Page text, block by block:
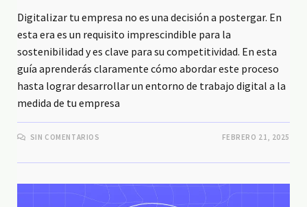
Digitalizar tu empresa no es una decisión a postergar. En
esta era es un requisito imprescindible para la
sostenibilidad y es clave para su competitividad. En esta
guía aprenderás claramente cómo abordar este proceso
hasta lograr desarrollar un entorno de trabajo digital a la
medida de tu empresa
SIN COMENTARIOS FEBRERO 21, 2025